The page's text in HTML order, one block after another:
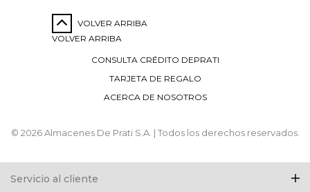
VOLVER ARRIBA
VOLVER ARRIBA
Servicio al cliente
CONSULTA CRÉDITO DEPRATI
TARJETA DE REGALO
ACERCA DE NOSOTROS
© 2026 Almacenes De Prati S.A. | Todos los derechos reservados.